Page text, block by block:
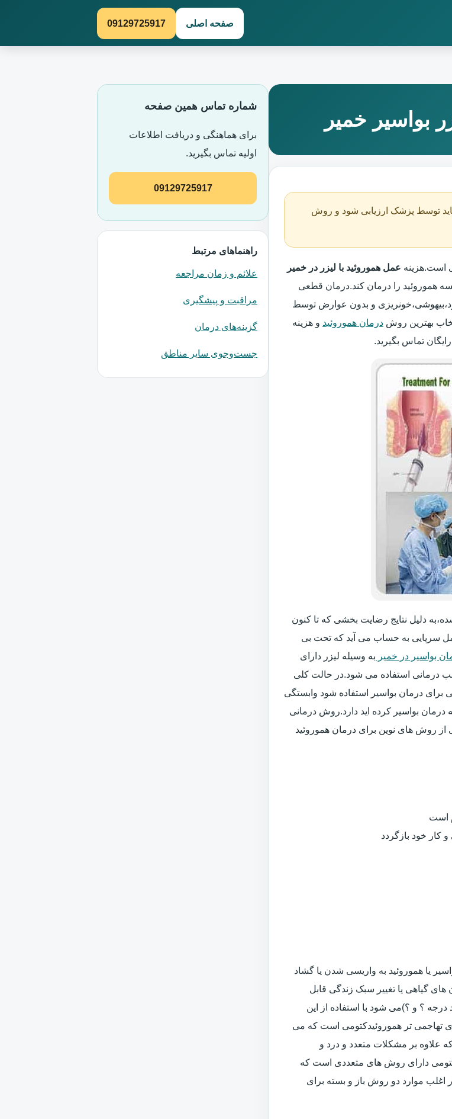
صفحه اصلی 09129725917
بواسیر خمیر
توسط پزشک ارزیابی شود و روش
است.هزینه عمل هموروئید با لیزر در خمیر
هموروئید را درمان کند.درمان قطعی
و بدون عوارض توسط
بهترین روش درمان هموروئید و هزینه
تماس بگیرید.
دلیل نتایج رضایت بخشی که تا کنون
سرپایی به حساب می آید که تحت بی
بواسیر در خمیر به وسیله لیزر دارای
درمانی استفاده می شود.در حالت کلی
برای درمان بواسیر استفاده شود وابستگی
بواسیر کرده اید دارد.روش درمانی
از روش های نوین برای درمان هموروئید
است
کار خود بازگردد
یا هموروئید به واریسی شدن یا گشاد
گیاهی یا تغییر سبک زندگی قابل
؟ و ؟)می شود با استفاده از این
تهاجمی تر هموروئیدکتومی است که می
که علاوه بر مشکلات متعدد و درد و
دارای روش های متعددی است که
اغلب موارد دو روش باز و بسته برای
شماره تماس همین صفحه
برای هماهنگی و دریافت اطلاعات
اولیه تماس بگیرید.
09129725917
راهنماهای مرتبط
علائم و زمان مراجعه
مراقبت و پیشگیری
گزینه‌های درمان
جست‌وجوی سایر مناطق